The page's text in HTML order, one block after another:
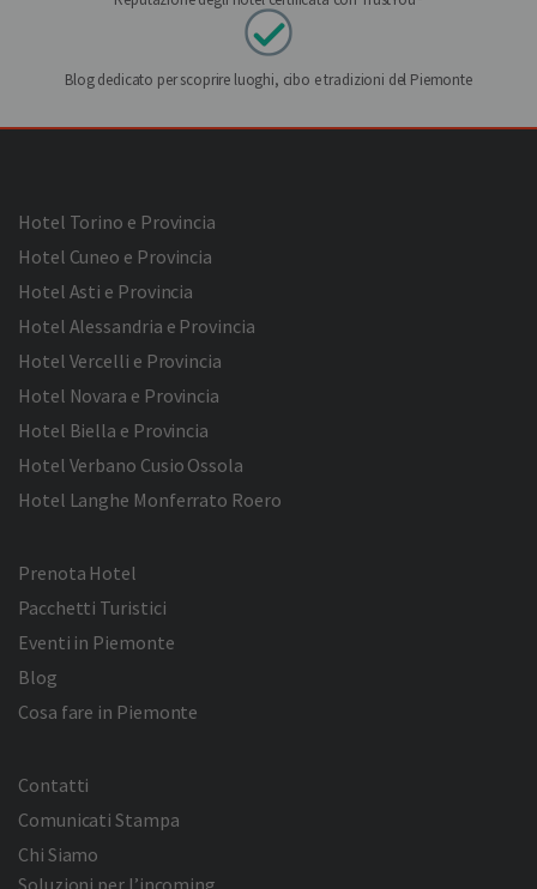
Blog dedicato per scoprire luoghi, cibo e tradizioni del Piemonte
Hotel Torino e Provincia
Hotel Cuneo e Provincia
Hotel Asti e Provincia
Hotel Alessandria e Provincia
Hotel Vercelli e Provincia
Hotel Novara e Provincia
Hotel Biella e Provincia
Hotel Verbano Cusio Ossola
Hotel Langhe Monferrato Roero
Prenota Hotel
Pacchetti Turistici
Eventi in Piemonte
Blog
Cosa fare in Piemonte
Contatti
Comunicati Stampa
Chi Siamo
Soluzioni per l’incoming